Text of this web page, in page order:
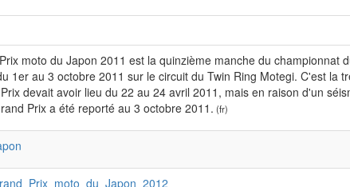
moto du Japon 2011 est la quinzième manche du championnat
1er au 3 octobre 2011 sur le circuit du Twin Ring Motegi. C'est la
devait avoir lieu du 22 au 24 avril 2011, mais en raison d'un
Prix a été reporté au 3 octobre 2011. (fr)